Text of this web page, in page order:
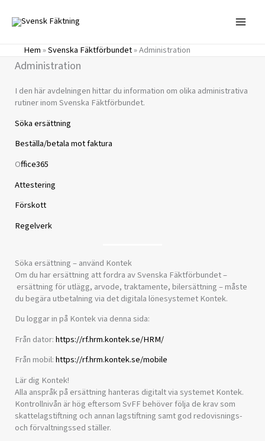
innehåll
Hem»Svenska Fäktförbundet»Administration
Administration
I den här avdelningen hittar du information om olika administrativa
rutiner inom Svenska Fäktförbundet.
Söka ersättning
Beställa/betala mot faktura
Office365
Attestering
Förskott
Regelverk
Söka ersättning – använd Kontek
Om du har ersättning att fordra av Svenska Fäktförbundet –
ersättning för utlägg, arvode, traktamente, bilersättning – måste
du begära utbetalning via det digitala lönesystemet Kontek.
Du loggar in på Kontek via denna sida:
Från dator:https://rf.hrm.kontek.se/HRM/
Från mobil:https://rf.hrm.kontek.se/mobile
Lär dig Kontek!
Alla anspråk på ersättning hanteras digitalt via systemet Kontek.
Kontrollnivån är hög eftersom SvFF behöver följa de krav som
skattelagstiftning och annan lagstiftning samt god redovisnings-
och förvaltningssed ställer.